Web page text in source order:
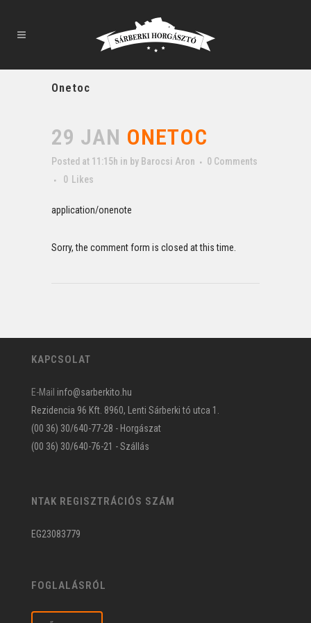
Onetoc
29 JAN ONETOC
Posted at 11:15h in by Barocsi Aron
0 Comments
0
Likes
application/onenote
Sorry, the comment form is closed at this time.
KAPCSOLAT
E-Mail info@sarberkito.hu
Rezidencia 96 Kft. 8960, Lenti Sárberki tó utca 1.
(00 36) 30/640-77-28 - Horgászat
(00 36) 30/640-76-21 - Szállás
NTAK REGISZTRÁCIÓS SZÁM
EG23083779
FOGLALÁSRÓL